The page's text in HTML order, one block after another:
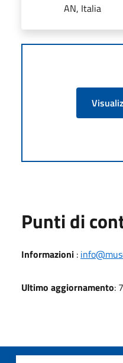
AN, Italia
Punti di
Informazioni :
Ultimo aggiornamento: